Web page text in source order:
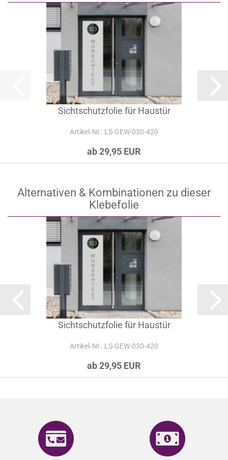
Sichtschutzfolie für Haustür
Artikel‑Nr.: LS-GEW-030-420
ab 29,95 EUR
Alternativen & Kombinationen zu dieser
Klebefolie
Sichtschutzfolie für Haustür
Artikel‑Nr.: LS-GEW-030-420
ab 29,95 EUR